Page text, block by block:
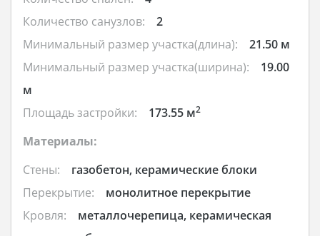
Количество санузлов:
2
Минимальный размер участка(длина):
21.50 м
Минимальный размер участка(ширина):
19.00
м
Площадь застройки:
173.55 м2
Материалы:
Стены:
газобетон, керамические блоки
Перекрытие:
монолитное перекрытие
Кровля:
металлочерепица, керамическая